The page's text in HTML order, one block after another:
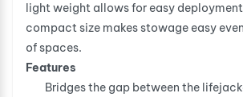
light weight allows for easy
compact size makes stowage easy
of spaces.
Features
Bridges the gap between the